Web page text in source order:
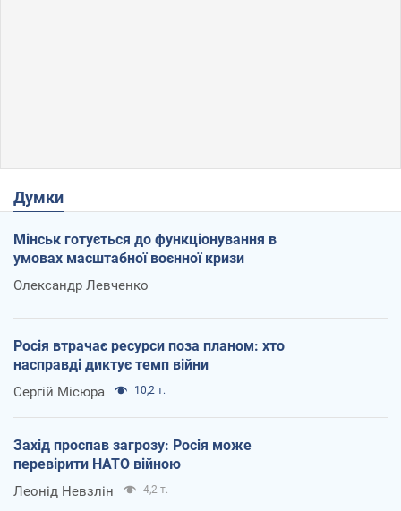
Думки
Мінськ готується до функціонування в
умовах масштабної воєнної кризи
Олександр Левченко
Росія втрачає ресурси поза планом: хто
насправді диктує темп війни
Сергій Місюра 10,2 т.
Захід проспав загрозу: Росія може
перевірити НАТО війною
Леонід Невзлін 4,2 т.